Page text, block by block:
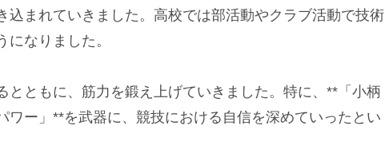
まれていきました。高校では部活動やクラブ活動で技術
なりました。
ともに、筋力を鍛え上げていきました。特に、**「小柄
ワー」**を武器に、競技における自信を深めていったとい